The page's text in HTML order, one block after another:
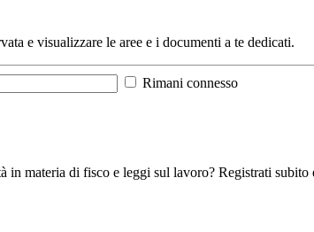
e visualizzare le aree e i documenti a te dedicati.
Rimani connesso
materia di fisco e leggi sul lavoro? Registrati